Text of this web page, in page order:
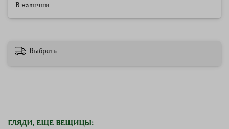
В наличии
Выбрать
ГЛЯДИ, ЕЩЕ ВЕЩИЦЫ: